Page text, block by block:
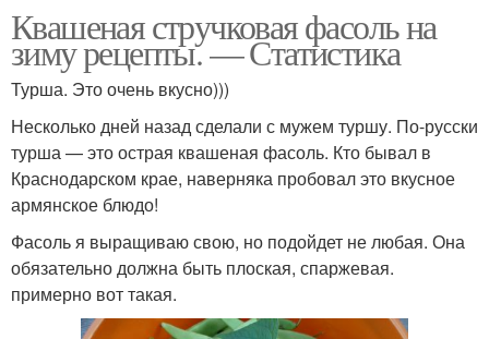
Квашеная стручковая фасоль на
зиму рецепты. — Статистика
Турша. Это очень вкусно)))
Несколько дней назад сделали с мужем туршу. По-русски
турша — это острая квашеная фасоль. Кто бывал в
Краснодарском крае, наверняка пробовал это вкусное
армянское блюдо!
Фасоль я выращиваю свою, но подойдет не любая. Она
обязательно должна быть плоская, спаржевая.
примерно вот такая.